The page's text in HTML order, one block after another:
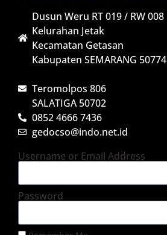
Dusun Weru RT 019 / RW 008
Kelurahan Jetak
Kecamatan Getasan
Kabupaten SEMARANG 50774
Teromolpos 806
SALATIGA 50702
0852 4666 7436
gedocso@indo.net.id
Username or Email Address
Password